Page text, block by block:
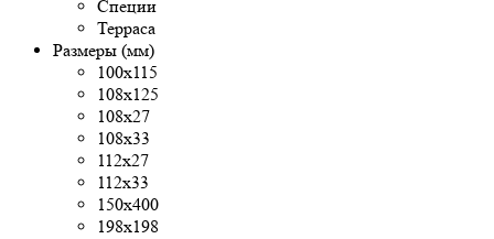
Специи
Терраса
Размеры (мм)
100x115
108x125
108х27
108х33
112х27
112х33
150х400
198x198